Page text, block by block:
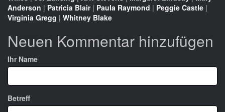
Anderson | Patricia Blair| Paula Raymond | Peggie Castle |
Virginia Gregg | Whitney Blake
Neuen Kommentar hinzufügen
Ihr Name
Betreff